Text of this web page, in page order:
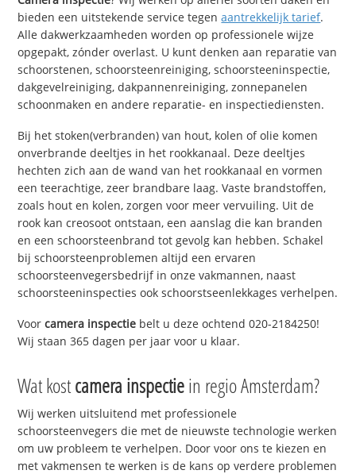
bieden een uitstekende service tegenaantrekkelijk tarief.
Alle dakwerkzaamheden worden op professionele wijze
opgepakt, zónder overlast. U kunt denken aan reparatie van
schoorstenen, schoorsteenreiniging, schoorsteeninspectie,
dakgevelreiniging, dakpannenreiniging, zonnepanelen
schoonmaken en andere reparatie- en inspectiediensten.
Bij het stoken(verbranden) van hout, kolen of olie komen
onverbrande deeltjes in het rookkanaal. Deze deeltjes
hechten zich aan de wand van het rookkanaal en vormen
een teerachtige, zeer brandbare laag. Vaste brandstoffen,
zoals hout en kolen, zorgen voor meer vervuiling. Uit de
rook kan creosoot ontstaan, een aanslag die kan branden
en een schoorsteenbrand tot gevolg kan hebben. Schakel
bij schoorsteenproblemen altijd een ervaren
schoorsteenvegersbedrijf in onze vakmannen, naast
schoorsteeninspecties ook schoorstseenlekkages verhelpen.
Voorcamera inspectie belt u deze ochtend 020-2184250!
Wij staan 365 dagen per jaar voor u klaar.
Wat kostcamera inspectiein regio Amsterdam?
Wij werken uitsluitend met professionele
schoorsteenvegers die met de nieuwste technologie werken
om uw probleem te verhelpen. Door voor ons te kiezen en
met vakmensen te werken is de kans op verdere problemen